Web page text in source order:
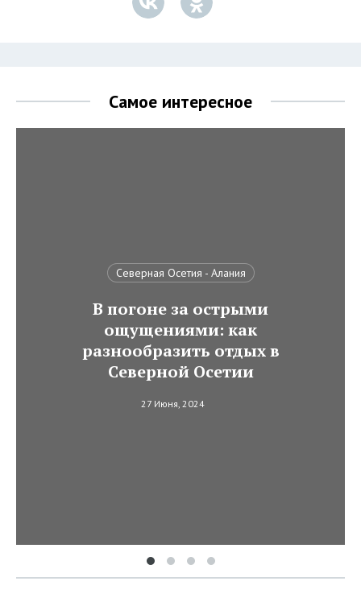
Самое интересное
Северная Осетия - Алания
В погоне за острыми
ощущениями: как
разнообразить отдых в
Северной Осетии
27 Июня, 2024